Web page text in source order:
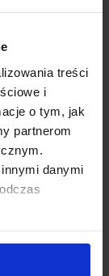
treści
i
o tym, jak
partnerom
danymi
zadzwoń